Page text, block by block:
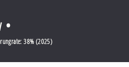
•
38% (2025)